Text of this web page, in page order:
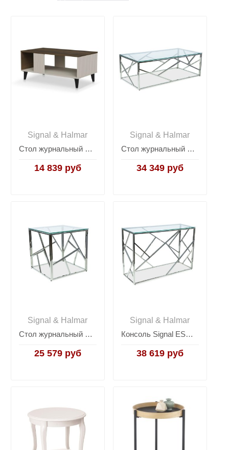
Signal & Halmar
Стол журнальный Halmar RANDOM 2 LAW-1 (кашемир/орех/черный)
14 839 руб
Signal & Halmar
Стол журнальный Signal ESCADA A (хром)
34 349 руб
Signal & Halmar
Стол журнальный Signal ESCADA B (хром)
25 579 руб
Signal & Halmar
Консоль Signal ESCADA C (хром)
38 619 руб